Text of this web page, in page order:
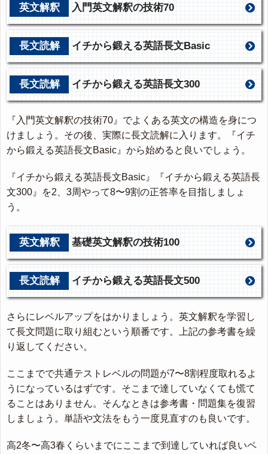
英文解釈 入門英文解釈の技術70
長文読解 イチから鍛える英語長文Basic
長文読解 イチから鍛える英語長文300
『入門英文解釈の技術70』でよくある英文の構造を身につ
けましょう。その後、実際に長文読解に入ります。『イチ
から鍛える英語長文Basic』から始めると良いでしょう。
『イチから鍛える英語長文Basic』『イチから鍛える英語長
文300』を2、3周やって8〜9割の正答率を目指しましょ
う。
英文解釈 基礎英文解釈の技術100
長文読解 イチから鍛える英語長文500
さらにレベルアップをはかりましょう。英文解釈を学習し
て長文問題に取り組むという順番です。上記の参考書を繰
り返してください。
ここまでで共通テストレベルの問題が7〜8割程度取れるよ
うになっているはずです。そこまで達していなくても慌て
ることはありません。そんなときは参考書・問題集を復習
しましょう。単語や文法をもう一度見直すのも良いです。
高2冬〜高3春くらいまでにここまで到達していれば良いペ